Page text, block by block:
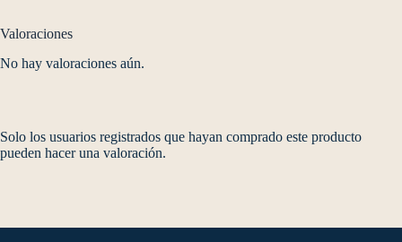
Valoraciones
No hay valoraciones aún.
Solo los usuarios registrados que hayan comprado este producto
pueden hacer una valoración.